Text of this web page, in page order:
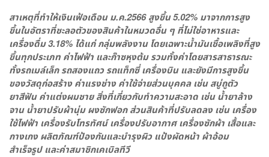
สาเหตุที่ทำให้เงินเฟ้อเดือน ม.ค.2566 สูงขึ้น 5.02% มาจากการสูง
ขึ้นในอัตราที่ชะลอตัวของสินค้าในหมวดอื่น ๆ ที่ไม่ใช่อาหารและ
เครื่องดื่ม 3.18% ได้แก่ กลุ่มพลังงาน โดยเฉพาะน้ำมันเชื้อเพลิงที่สูง
ขึ้นทุกประเภท ค่าไฟฟ้า และก๊าซหุงต้ม รวมทั้งค่าโดยสารสาธารณะ
ทั้งรถเมล์เล็ก รถสองแถว รถแท็กซี่ เครื่องบิน และยังมีการสูงขึ้น
ของวัสดุก่อสร้าง ค่าแรงช่าง ค่าใช้จ่ายส่วนบุคคล เช่น สบู่ถูตัว
ยาสีฟัน ค่าแต่งผมชาย สิ่งที่เกี่ยวกับทำความสะอาด เช่น น้ำยาล้าง
จาน น้ำยาปรับผ้านุ่ม ผงซักฟอก ส่วนสินค้าที่ปรับลดลง เช่น เครื่อง
ใช้ไฟฟ้า เครื่องรับโทรทัศน์ เครื่องปรับอากาศ เครื่องซักผ้า เสื้อและ
กางเกง ผลิตภัณฑ์ป้องกันและบำรุงผิว แป้งผัดหน้า ผ้าอ้อม
สำเร็จรูป และค่าสมาชิกเคเบิลทีวี